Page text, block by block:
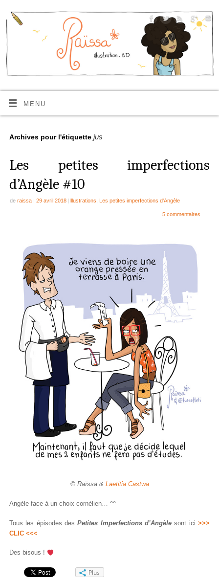
MENU
Archives pour l'étiquette jus
Les petites imperfections
d’Angèle #10
de raissa | 29 avril 2018 |Illustrations Les petites imperfections d'Angèle
5 commentaires
© Raïssa & Laetitia Castwa
Angèle face à un choix cornélien… ^^
Tous les épisodes desPetites Imperfections d’Angèle sont ici>>>
CLIC <<<
Des bisous !
Plus